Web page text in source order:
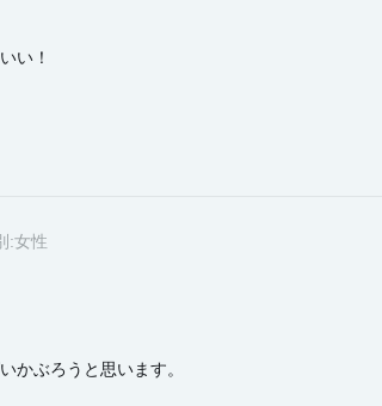
い！
:女性
かぶろうと思います。